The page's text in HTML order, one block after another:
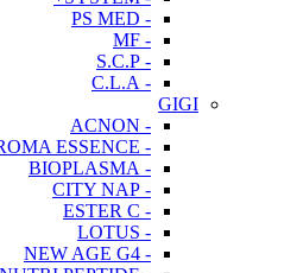
- PS MED
- MF
- S.C.P
- C.L.A
GIGI
- ACNON
- AROMA ESSENCE
- BIOPLASMA
- CITY NAP
- ESTER C
- LOTUS
- NEW AGE G4